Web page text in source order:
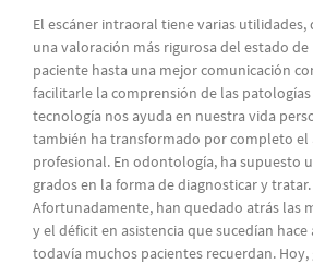
El escáner intraoral tiene varias utilidades,
una valoración más rigurosa del estado de
paciente hasta una mejor comunicación
facilitarle la comprensión de las patologías
tecnología nos ayuda en nuestra vida
también ha transformado por completo el
profesional. En odontología, ha supuesto
grados en la forma de diagnosticar y tratar.
Afortunadamente, han quedado atrás las
y el déficit en asistencia que sucedían hace
todavía muchos pacientes recuerdan. Hoy,